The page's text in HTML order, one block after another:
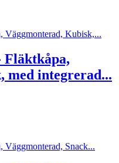
Fläktkåpa,
med integrerad...